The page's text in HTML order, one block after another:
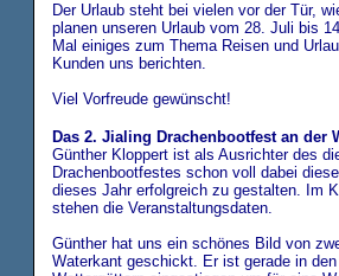
Der Urlaub steht bei vielen vor der Tür,
planen unseren Urlaub vom 28. Juli bis
Mal einiges zum Thema Reisen und
Kunden uns berichten.
Viel Vorfreude gewünscht!
Das 2. Jialing Drachenbootfest an der
Günther Kloppert ist als Ausrichter des
Drachenbootfestes schon voll dabei
dieses Jahr erfolgreich zu gestalten. Im
stehen die Veranstaltungsdaten.
Günther hat uns ein schönes Bild von
Waterkant geschickt. Er ist gerade in